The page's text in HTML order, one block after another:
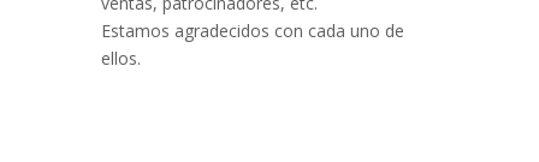
Estamos agradecidos con cada uno de
ellos.